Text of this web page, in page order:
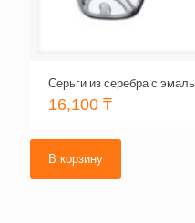
Серьги из серебра с
16,100 ₸
В корзину